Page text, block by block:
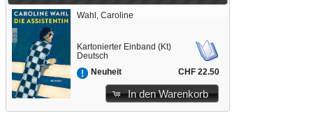
Wahl, Caroline
Kartonierter Einband (Kt)
Deutsch
Neuheit
CHF 22.50
In den Warenkorb